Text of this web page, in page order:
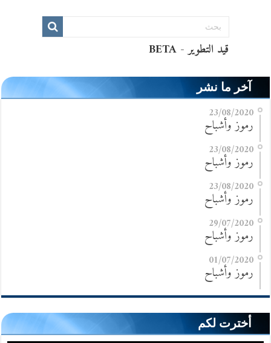
آخر ما نشر
23/08/2020
رموز وأشباح
23/08/2020
رموز وأشباح
23/08/2020
رموز وأشباح
29/07/2020
رموز وأشباح
01/07/2020
رموز وأشباح
أخترت لكم